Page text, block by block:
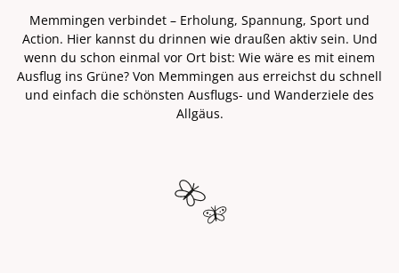
Memmingen verbindet – Erholung, Spannung, Sport und
Action. Hier kannst du drinnen wie draußen aktiv sein. Und
wenn du schon einmal vor Ort bist: Wie wäre es mit einem
Ausflug ins Grüne? Von Memmingen aus erreichst du schnell
und einfach die schönsten Ausflugs- und Wanderziele des
Allgäus.